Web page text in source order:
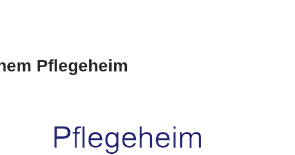
Pflegeheim